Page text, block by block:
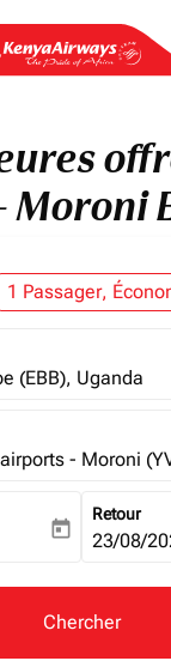
1 Passager,
(EBB), Uganda
- Moroni
date-aria-label
today
Retour
fc-
23/08/
Chercher